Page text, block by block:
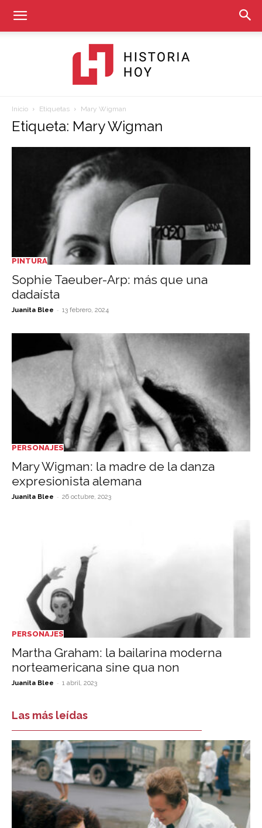
Inicio Etiquetas Mary Wigman
Etiqueta: Mary Wigman
PINTURA
Sophie Taeuber-Arp: más que una
dadaísta
Juanita Blee - 13 febrero, 2024
PERSONAJES
Mary Wigman: la madre de la danza
expresionista alemana
Juanita Blee - 26 octubre, 2023
PERSONAJES
Martha Graham: la bailarina moderna
norteamericana sine qua non
Juanita Blee - 1 abril, 2023
Las más leídas